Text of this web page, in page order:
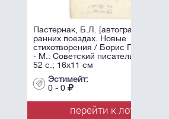
Б.Л. [автограф]. На
поездах. Новые
/ Борис Пастернак.
писатель, 1943. -
перейти к лоту